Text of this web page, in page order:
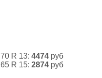
R 13: 4474 руб
R 15: 2874 руб